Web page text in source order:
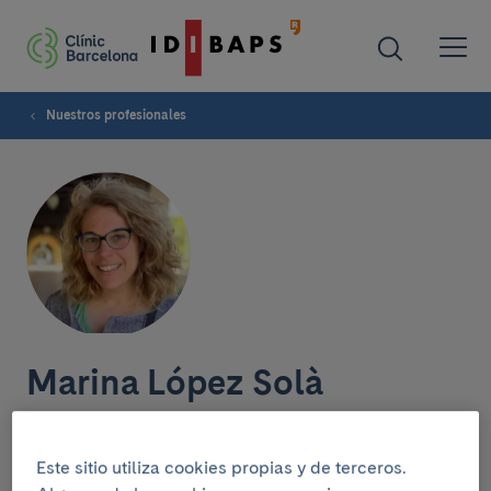
Nuestros profesionales
Marina López Solà
Este sitio utiliza cookies propias y de terceros.